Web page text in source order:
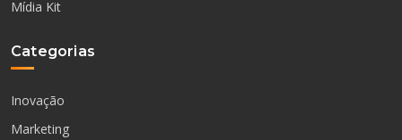
Mídia Kit
Categorias
Inovação
Marketing